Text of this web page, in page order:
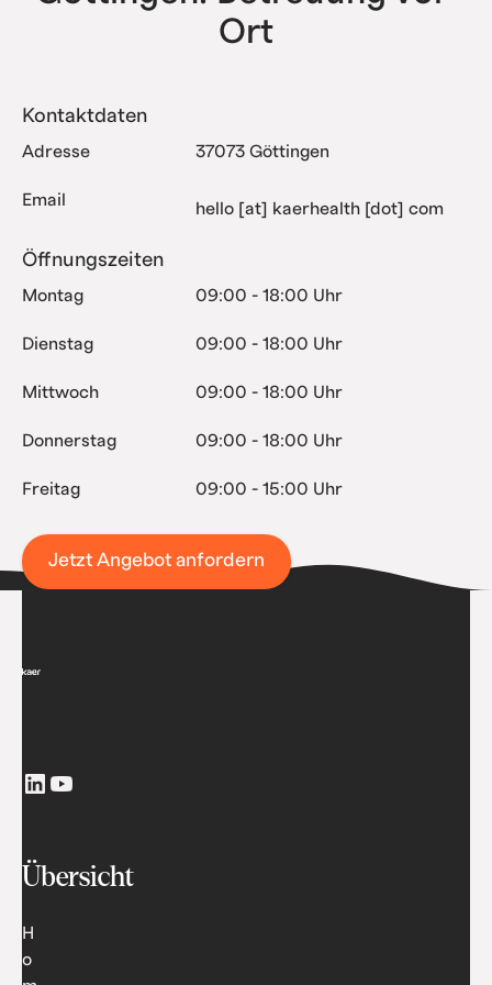
Ort
Kontaktdaten
Adresse 37073 Göttingen
Email hello [at] kaerhealth [dot] com
Öffnungszeiten
Montag 09:00 - 18:00 Uhr
Dienstag 09:00 - 18:00 Uhr
Mittwoch 09:00 - 18:00 Uhr
Donnerstag 09:00 - 18:00 Uhr
Freitag 09:00 - 15:00 Uhr
Jetzt Angebot anfordern
Übersicht
H
o